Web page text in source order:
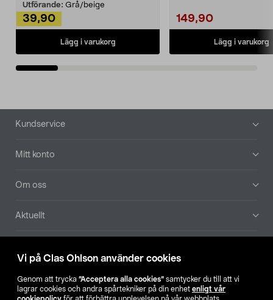
Vi på Clas Ohlson använder cookies
Genom att trycka ”Acceptera alla cookies” samtycker du till att vi
lagrar cookies och andra spårtekniker på din enhet enligt vår
Utförande: Grå/beige
39,90
Lägg i varukorg
149,90
Lägg i varukorg
Sidfot
Kundservice
Mitt konto
Om oss
Aktuellt
Hitta butik